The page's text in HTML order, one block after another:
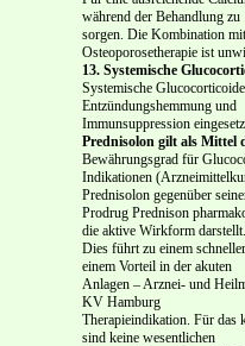
während der Behandlung zu
sorgen. Die Kombination
Osteoporosetherapie ist
13. Systemische
Systemische
Entzündungshemmung und
Immunsuppression
Prednisolon gilt als Mittel
Bewährungsgrad für
Indikationen
Prednisolon gegenüber
Prodrug Prednison
die aktive Wirkform darstellt.
Dies führt zu einem
einem Vorteil in der akuten
Anlagen – Arznei- und
KV Hamburg
Therapieindikation. Für das
sind keine wesentlichen